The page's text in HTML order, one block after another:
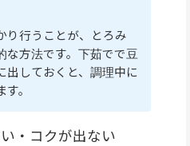
り行うことが、とろみ
な方法です。下茹でで豆
出しておくと、調理中に
。
・コクが出ない